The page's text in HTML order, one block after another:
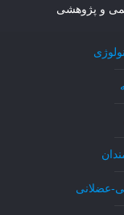
و پژوهشی
عضلانی